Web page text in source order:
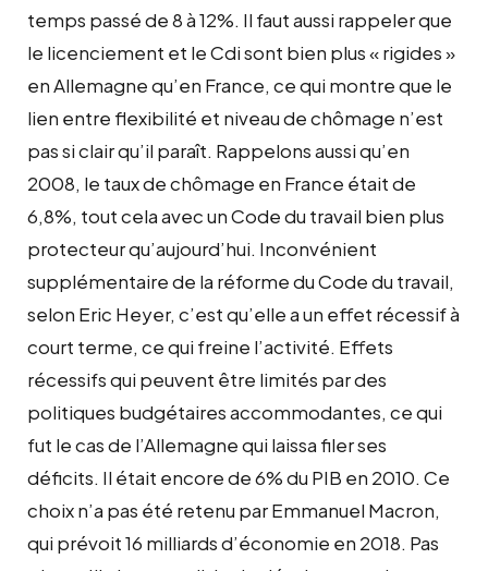
temps passé de 8 à 12%. Il faut aussi rappeler que
le licenciement et le Cdi sont bien plus « rigides »
en Allemagne qu’en France, ce qui montre que le
lien entre flexibilité et niveau de chômage n’est
pas si clair qu’il paraît. Rappelons aussi qu’en
2008, le taux de chômage en France était de
6,8%, tout cela avec un Code du travail bien plus
protecteur qu’aujourd’hui. Inconvénient
supplémentaire de la réforme du Code du travail,
selon Eric Heyer, c’est qu’elle a un effet récessif à
court terme, ce qui freine l’activité. Effets
récessifs qui peuvent être limités par des
politiques budgétaires accommodantes, ce qui
fut le cas de l’Allemagne qui laissa filer ses
déficits. Il était encore de 6% du PIB en 2010. Ce
choix n’a pas été retenu par Emmanuel Macron,
qui prévoit 16 milliards d’économie en 2018. Pas